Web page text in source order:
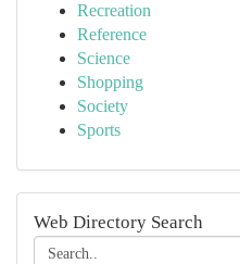
Recreation
Reference
Science
Shopping
Society
Sports
Web Directory Search